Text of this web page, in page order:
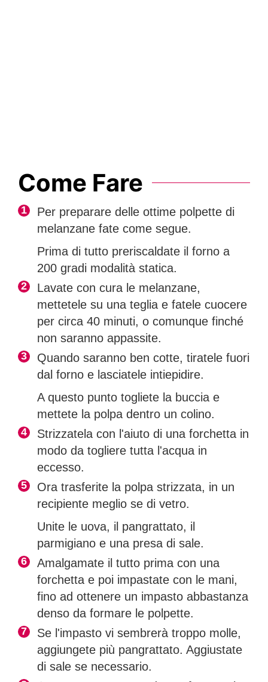
Come Fare
Per preparare delle ottime polpette di
melanzane fate come segue.
Prima di tutto preriscaldate il forno a
200 gradi modalità statica.
Lavate con cura le melanzane,
mettetele su una teglia e fatele cuocere
per circa 40 minuti, o comunque finché
non saranno appassite.
Quando saranno ben cotte, tiratele fuori
dal forno e lasciatele intiepidire.
A questo punto togliete la buccia e
mettete la polpa dentro un colino.
Strizzatela con l'aiuto di una forchetta in
modo da togliere tutta l'acqua in
eccesso.
Ora trasferite la polpa strizzata, in un
recipiente meglio se di vetro.
Unite le uova, il pangrattato, il
parmigiano e una presa di sale.
Amalgamate il tutto prima con una
forchetta e poi impastate con le mani,
fino ad ottenere un impasto abbastanza
denso da formare le polpette.
Se l'impasto vi sembrerà troppo molle,
aggiungete più pangrattato. Aggiustate
di sale se necessario.